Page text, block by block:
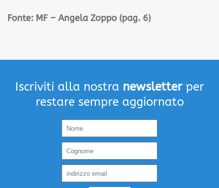
Fonte: MF – Angela Zoppo (pag. 6)
Iscriviti alla nostra newsletterper
restare sempre aggiornato